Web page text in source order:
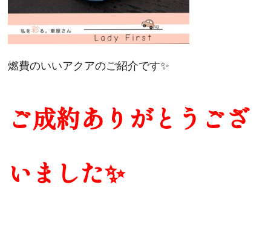
燃費のいいアクアのご紹介です✨
ご成約ありがとうござ
いました✨